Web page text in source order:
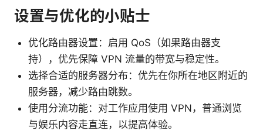
设置与优化的小贴士
优化路由器设置：启用 QoS（如果路由器支
持），优先保障 VPN 流量的带宽与稳定性。
选择合适的服务器分布：优先在你所在地区附近的
服务器，减少路由跳数。
使用分流功能：对工作应用使用 VPN，普通浏览
与娱乐内容走直连，以提高体验。